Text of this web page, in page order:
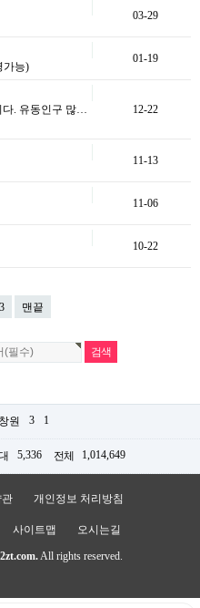
03-29
가능)
01-19
다. 유동인구 많…
12-22
11-13
11-06
10-22
3 맨끝
창원 3 1
5,336 전체 1,014,649
개인정보 처리방침
사이트맵 오시는길
All rights reserved.